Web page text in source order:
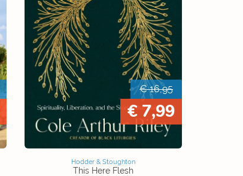
€ 16,95
€ 7,99
Hodder & Stoughton
This Here Flesh